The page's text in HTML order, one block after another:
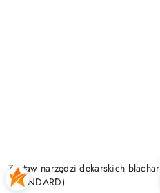
Zastaw narzędzi dekarskich
(STANDARD)